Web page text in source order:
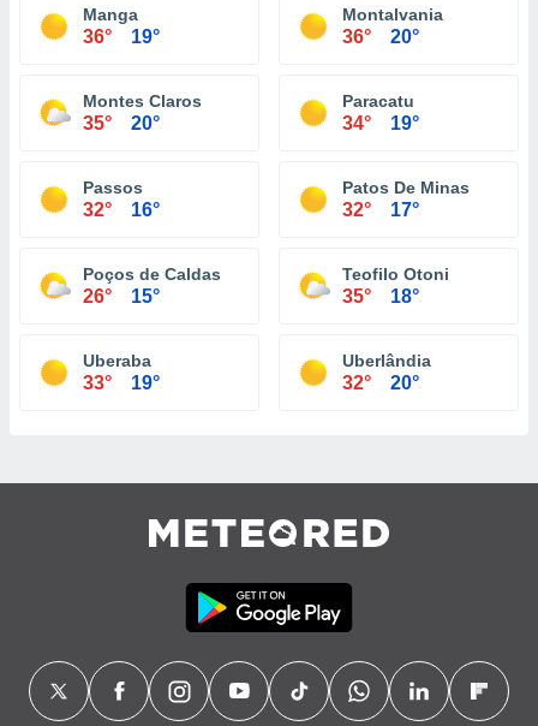
Manga
36° 19°
Montalvania
36° 20°
Montes Claros
35° 20°
Paracatu
34° 19°
Passos
32° 16°
Patos De Minas
32° 17°
Poços de Caldas
26° 15°
Teofilo Otoni
35° 18°
Uberaba
33° 19°
Uberlândia
32° 20°